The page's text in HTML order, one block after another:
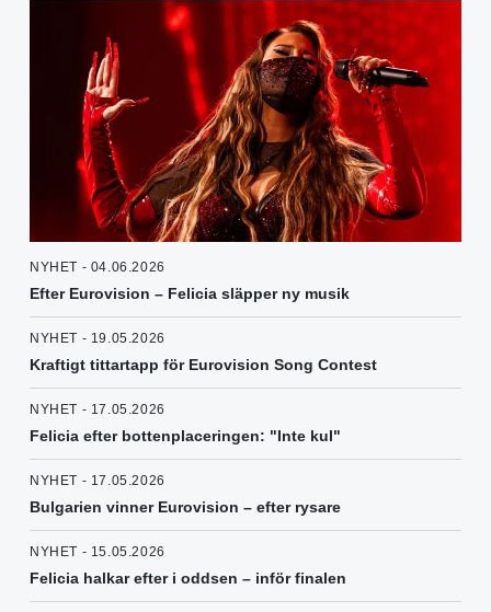
NYHET - 04.06.2026
Efter Eurovision – Felicia släpper ny musik
NYHET - 19.05.2026
Kraftigt tittartapp för Eurovision Song Contest
NYHET - 17.05.2026
Felicia efter bottenplaceringen: "Inte kul"
NYHET - 17.05.2026
Bulgarien vinner Eurovision – efter rysare
NYHET - 15.05.2026
Felicia halkar efter i oddsen – inför finalen